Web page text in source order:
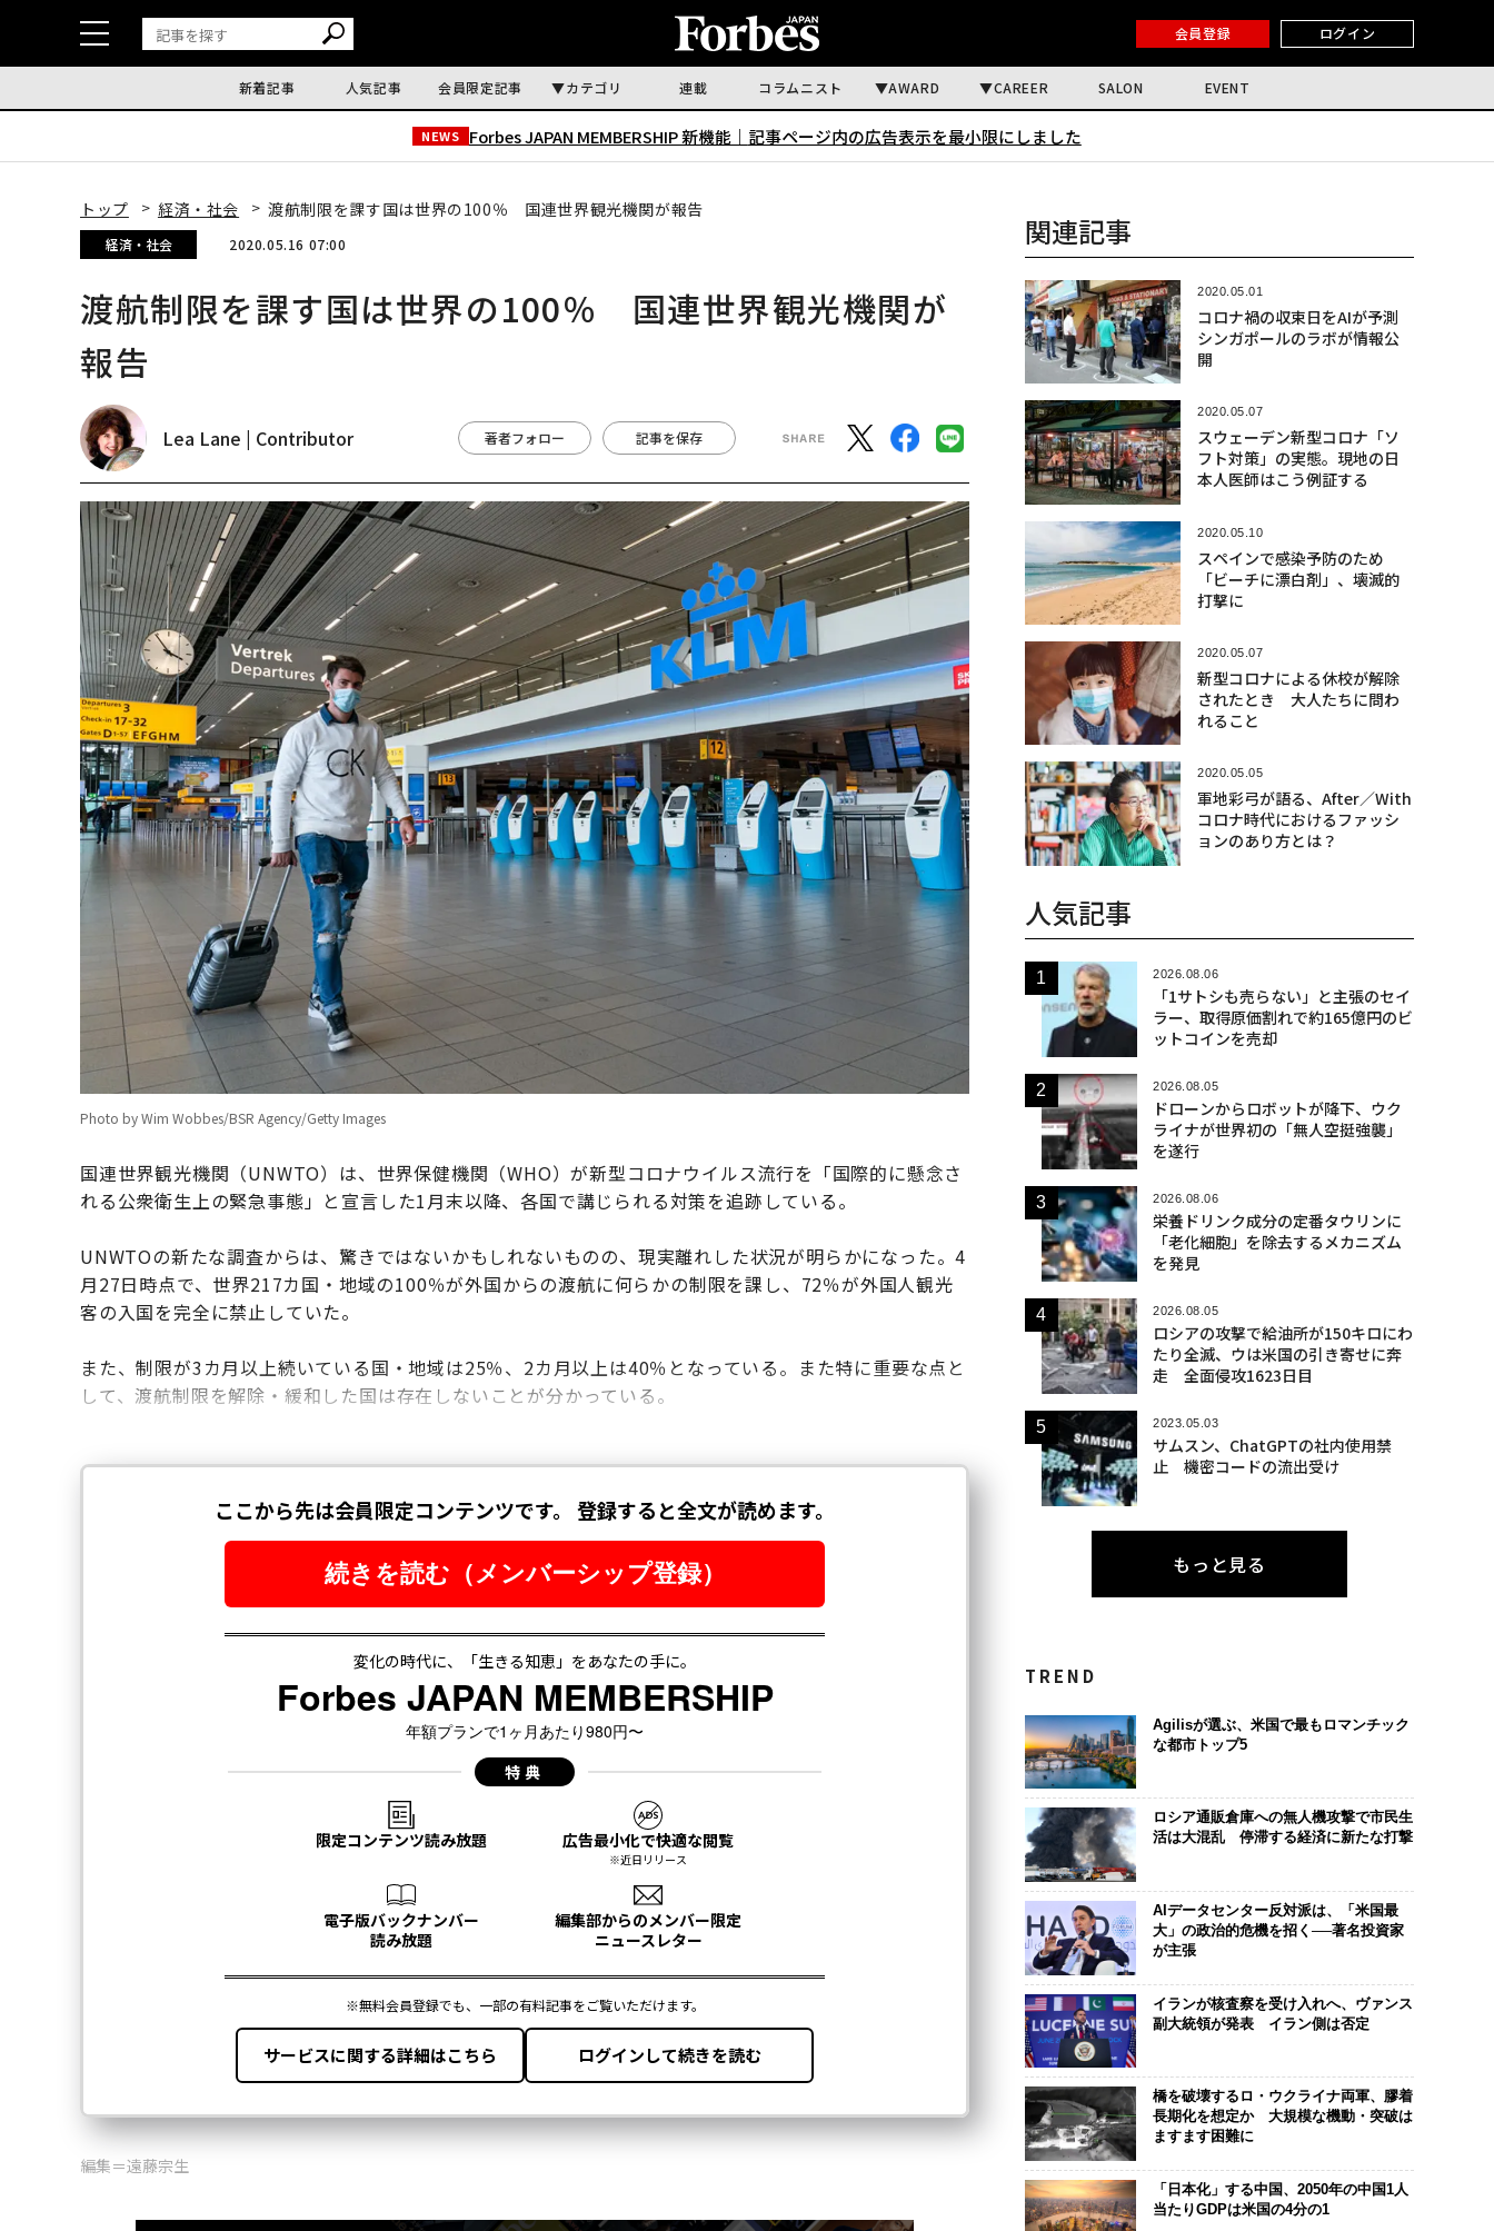
会員登録 ログイン
新着記事 人気記事 会員限定記事 カテゴリ 連載 コラムニスト AWARD CAREER SALON EVENT
NEWS Forbes JAPAN MEMBERSHIP 新機能｜ 記事ページ内の広告表示を最小限にしました
トップ 経済・社会 渡航制限を課す国は世界の100％ 国連世界観光機関が報告
経済・社会 2020.05.16 07:00
渡航制限を課す国は世界の100％ 国連世界観光機関が
報告
Lea Lane | Contributor 著者フォロー 記事を保存
Photo by Wim Wobbes/BSR Agency/Getty Images
国連世界観光機関（UNWTO）は、世界保健機関（WHO）が新型コロナウイルス流行を「国際的に懸念さ
れる公衆衛生上の緊急事態」と宣言した1月末以降、各国で講じられる対策を追跡している。
UNWTOの新たな調査からは、驚きではないかもしれないものの、現実離れした状況が明らかになった。4
月27日時点で、世界217カ国・地域の100％が外国からの渡航に何らかの制限を課し、72％が外国人観光
客の入国を完全に禁止していた。
また、制限が3カ月以上続いている国・地域は25％、2カ月以上は40％となっている。また特に重要な点と
して、渡航制限を解除・緩和した国は存在しないことが分かっている。
編集＝遠藤宗生
関連記事
2020.05.01
コロナ禍の収束日をAIが予測
シンガポールのラボが情報公
開
2020.05.07
スウェーデン新型コロナ「ソ
フト対策」の実態。現地の日
本人医師はこう例証する
2020.05.10
スペインで感染予防のため
「ビーチに漂白剤」、壊滅的
打撃に
2020.05.07
新型コロナによる休校が解除
されたとき 大人たちに問わ
れること
2020.05.05
軍地彩弓が語る、After／With
コロナ時代におけるファッシ
ョンのあり方とは？
人気記事
2026.08.06
「1サトシも売らない」と主張のセイ
ラー、取得原価割れで約165億円のビ
ットコインを売却
2026.08.05
ドローンからロボットが降下、ウク
ライナが世界初の「無人空挺強襲」
を遂行
2026.08.06
栄養ドリンク成分の定番タウリンに
「老化細胞」を除去するメカニズム
を発見
2026.08.05
ロシアの攻撃で給油所が150キロにわ
たり全滅、ウは米国の引き寄せに奔
走 全面侵攻1623日目
2023.05.03
サムスン、ChatGPTの社内使用禁
止 機密コードの流出受け
もっと見る
TREND
Agilisが選ぶ、米国で最もロマンチック
な都市トップ5
ロシア通販倉庫への無人機攻撃で市民生
活は大混乱 停滞する経済に新たな打撃
AIデータセンター反対派は、「米国最
大」の政治的危機を招く──著名投資家
が主張
イランが核査察を受け入れへ、ヴァンス
副大統領が発表 イラン側は否定
橋を破壊するロ・ウクライナ両軍、膠着
長期化を想定か 大規模な機動・突破は
ますます困難に
「日本化」する中国、2050年の中国1人
当たりGDPは米国の4分の1